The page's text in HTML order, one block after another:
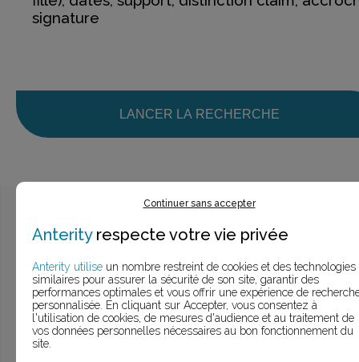
signature
LANCER LA RECHERCHE
Ce n’est pas exactement ce que je recherche
> Voir larecherche approfondie
> Voir larecherche personnalisée
Continuer sans accepter
Anterityrespecte votre vie privée
Anterity utilise un nombre restreint de cookies et des technologies
similaires pour assurer la sécurité de son site, garantir des
performances optimales et vous offrir une expérience de
personnalisée. En cliquant sur Accepter, vous consentez à
l'utilisation de cookies, de mesures d'audience et au traitement de
vos données personnelles nécessaires au bon fonctionnement du
site.